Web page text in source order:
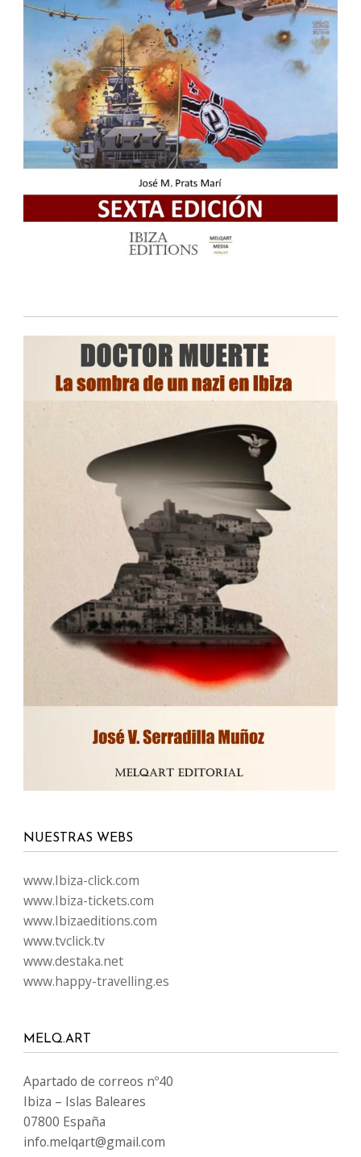
NUESTRAS WEBS
www.Ibiza-click.com
www.Ibiza-tickets.com
www.Ibizaeditions.com
www.tvclick.tv
www.destaka.net
www.happy-travelling.es
MELQ.ART
Apartado de correos nº40
Ibiza – Islas Baleares
07800 España
info.melqart@gmail.com